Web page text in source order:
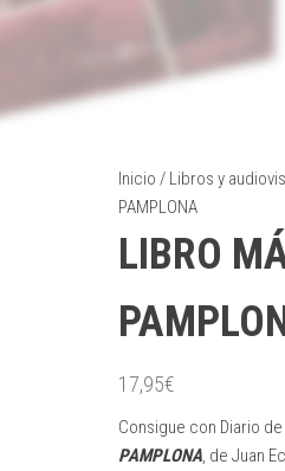
Inicio / Libros y
PAMPLONA
LIBRO
17,95€
Consigue con Diario
PAMPLONA, de Juan